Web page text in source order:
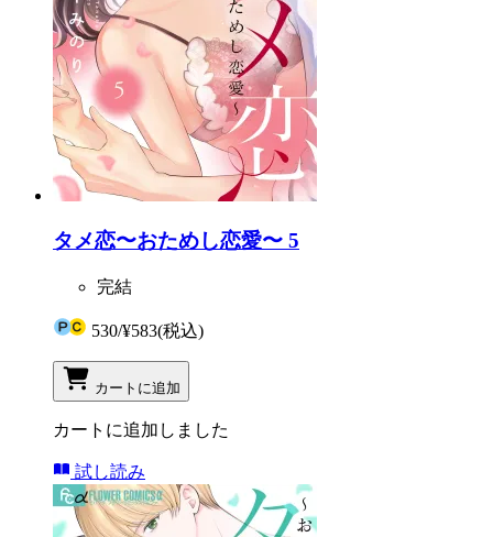
タメ恋〜おためし恋愛〜 5
完結
530/¥583(税込)
カートに追加
カートに追加しました
試し読み